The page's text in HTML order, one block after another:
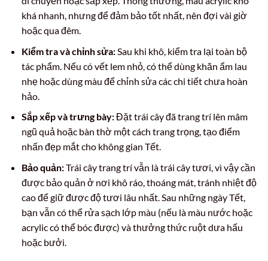
khá nhanh, nhưng để đảm bảo tốt nhất, nên đợi vài giờ
hoặc qua đêm.
Kiểm tra và chỉnh sửa:Sau khi khô, kiểm tra lại toàn bộ
tác phẩm. Nếu có vết lem nhỏ, có thể dùng khăn ẩm lau
nhẹ hoặc dùng màu để chỉnh sửa các chi tiết chưa hoàn
hảo.
Sắp xếp và trưng bày:Đặt trái cây đã trang trí lên mâm
ngũ quả hoặc bàn thờ một cách trang trọng, tạo điểm
nhấn đẹp mắt cho không gian Tết.
Bảo quản:Trái cây trang trí vẫn là trái cây tươi, vì vậy cần
được bảo quản ở nơi khô ráo, thoáng mát, tránh nhiệt độ
cao để giữ được độ tươi lâu nhất. Sau những ngày Tết,
bạn vẫn có thể rửa sạch lớp màu (nếu là màu nước hoặc
acrylic có thể bóc được) và thưởng thức ruột dưa hấu
hoặc bưởi.